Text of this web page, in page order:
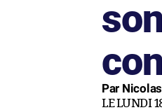
Par
LE LUNDI